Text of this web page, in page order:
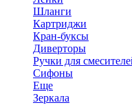
Шланги
Картриджи
Кран-буксы
Диверторы
Ручки для
Сифоны
Еще
Зеркала